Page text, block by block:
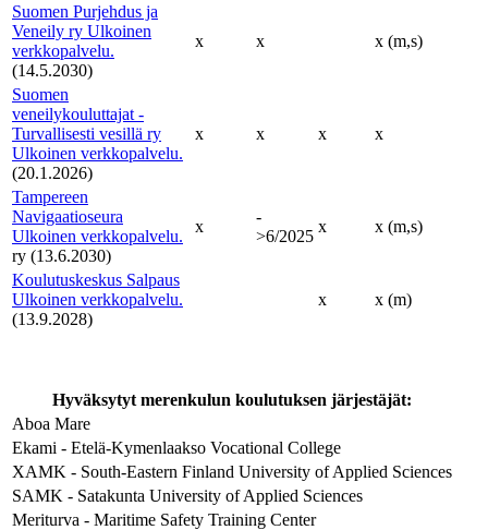
Suomen Purjehdus ja
Veneily ry Ulkoinen
verkkopalvelu.
(14.5.2030)
x x x (m,s)
Suomen
veneilykouluttajat -
Turvallisesti vesillä ry
Ulkoinen verkkopalvelu.
(20.1.2026)
x x x x
Tampereen
Navigaatioseura
Ulkoinen verkkopalvelu.
ry (13.6.2030)
x
-
>6/2025
x x (m,s)
Koulutuskeskus Salpaus
Ulkoinen verkkopalvelu.
(13.9.2028)
x x (m)
Hyväksytyt merenkulun koulutuksen järjestäjät:
Aboa Mare
Ekami - Etelä-Kymenlaakso Vocational College
XAMK - South-Eastern Finland University of Applied Sciences
SAMK - Satakunta University of Applied Sciences
Meriturva - Maritime Safety Training Center